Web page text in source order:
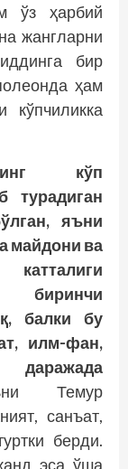
ўз ҳарбий
жангларни
бир
ҳам
кўпчиликка
кўп
турадиган
яъни
майдони ва
биринчи
балки бу
илм-фан,
даражада
Темур
санъат,
берди.
эса ўша